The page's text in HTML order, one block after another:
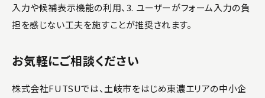
入力や候補表示機能の利用、3. ユーザーがフォーム入力の負
担を感じない工夫を施すことが推奨されます。
お気軽にご相談ください
株式会社FUTSUでは、土岐市をはじめ東濃エリアの中小企